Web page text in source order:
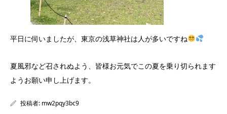
平日に伺いましたが、東京の浅草神社は人が多いですね
夏風邪など召されぬよう、皆様お元気でこの夏を乗り切られます
ようお願い申し上げます。
投稿者: mw2pqy3bc9